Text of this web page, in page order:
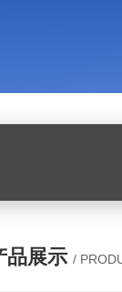
品展示 /